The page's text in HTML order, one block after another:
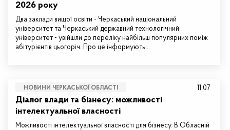
2026 року
Два заклади вищої освіти - Черкаський національний
університет та Черкаський державний технологічний
університет - увійшли до переліку найбільш популярних поміж
абітурієнтів цьогоріч. Про це інформують…
НОВИНИ ЧЕРКАСЬКОЇ ОБЛАСТІ
Діалог влади та бізнесу: можливості
інтелектуальної власності
Можливості інтелектуальної власності для бізнесу. В Обласній
11:07